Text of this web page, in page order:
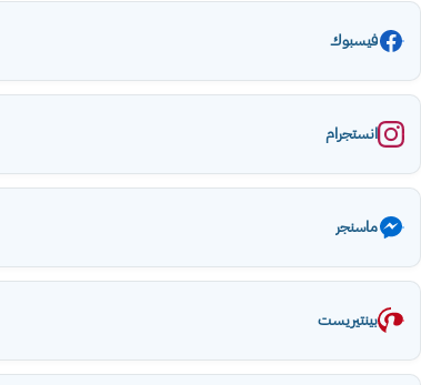
فيسبوك
انستجرام
ماسنجر
بينتيريست